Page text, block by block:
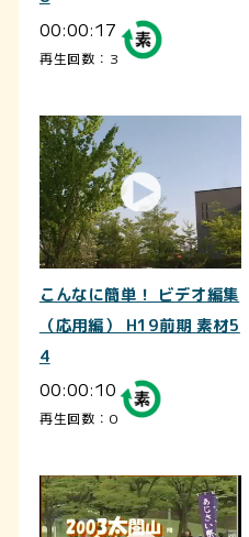
00:00:17
再生回数：3
こんなに簡単！ ビデオ編集
（応用編） H19前期 素材5
4
00:00:10
再生回数：0